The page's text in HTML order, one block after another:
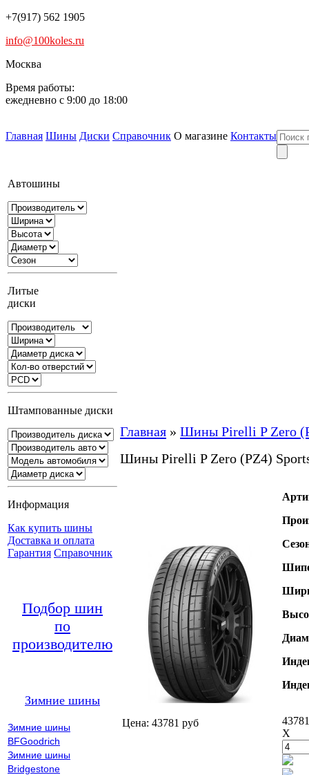
+7(917) 562 1905
info@100koles.ru
Москва
Время работы:
ежедневно с 9:00 до 18:00
Главная Шины Диски Справочник О магазине Контакты
Автошины
Литые
диски
Штампованные диски
Информация
Как купить шины
Доставка и оплата
Гарантия Справочник
Подбор шин
по
производителю
Зимние шины
Зимние шины
BFGoodrich
Зимние шины
Bridgestone
Главная » Шины Pirelli P Zero
Шины Pirelli P Zero (PZ4)
Цена: 43781 руб
X